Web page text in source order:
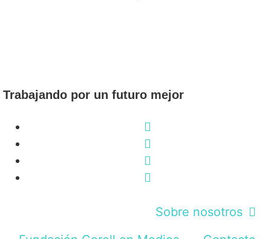
Trabajando por un futuro mejor
Sobre nosotros